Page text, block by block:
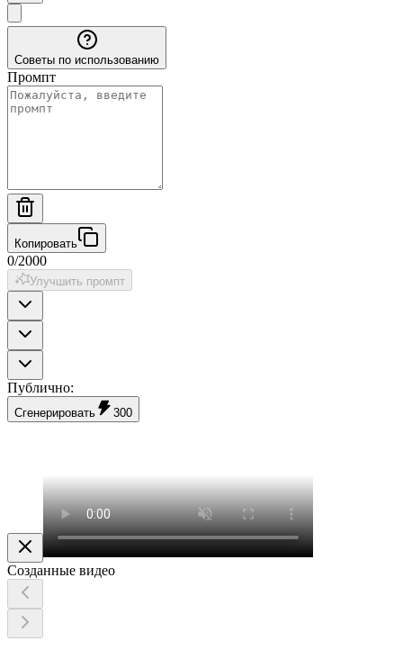
Советы по использованию
Промпт
Копировать
0/2000
Улучшить промпт
Публично:
Сгенерировать 300
Созданные видео